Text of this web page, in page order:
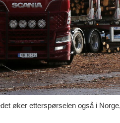
øker etterspørselen også i